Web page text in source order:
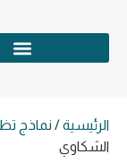
الرئيسية/نماذج
الشكاوي